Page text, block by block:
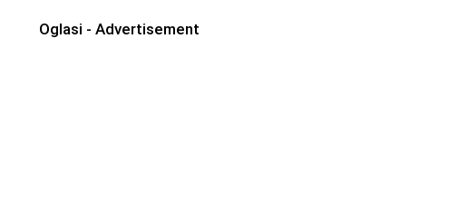
Oglasi - Advertisement